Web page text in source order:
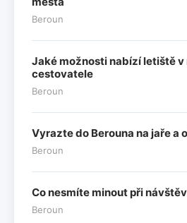
Beroun
Jaké možnosti nabízí letiště v
cestovatele
Beroun
Vyrazte do Berouna na jaře a
Beroun
Co nesmíte minout při
Beroun